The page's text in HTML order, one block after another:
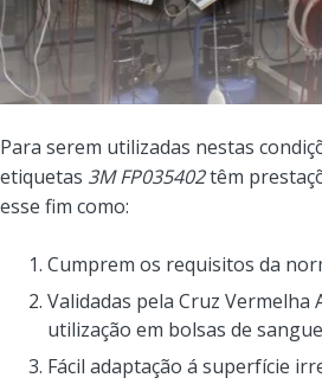
Para serem utilizadas nestas
etiquetas 3M FP035402têm
esse fim como:
Cumprem os requisitos da
Validadas pela Cruz Vermelha
utilização em bolsas de sangue
Fácil adaptação á superfície